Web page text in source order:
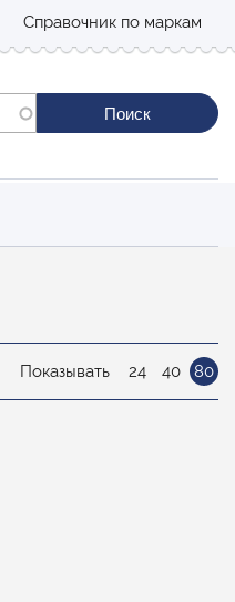
Справочник по маркам
Показывать 24 40 80